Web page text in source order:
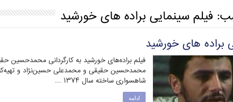
فیلم سینمایی براده های خورشید
براده های خورشید
فیلم براده‌های خورشید به کارگردانی محمدحسین
محمدحسین حقیقی و محمدعلی حسین‌نژاد و
شاهسواری ساخته سال ۱۳۷۴ …
ادامه